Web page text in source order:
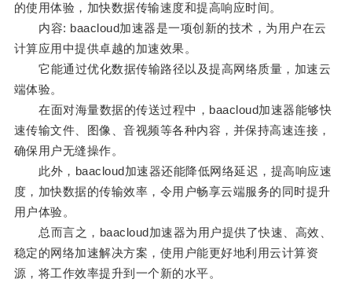
的使用体验，加快数据传输速度和提高响应时间。
内容: baacloud加速器是一项创新的技术，为用户在云
计算应用中提供卓越的加速效果。
它能通过优化数据传输路径以及提高网络质量，加速云
端体验。
在面对海量数据的传送过程中，baacloud加速器能够快
速传输文件、图像、音视频等各种内容，并保持高速连接，
确保用户无缝操作。
此外，baacloud加速器还能降低网络延迟，提高响应速
度，加快数据的传输效率，令用户畅享云端服务的同时提升
用户体验。
总而言之，baacloud加速器为用户提供了快速、高效、
稳定的网络加速解决方案，使用户能更好地利用云计算资
源，将工作效率提升到一个新的水平。